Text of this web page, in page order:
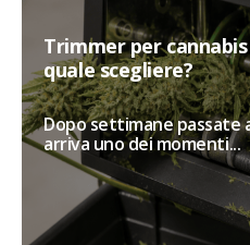
Trimmer per
quale scegliere?
Dopo settimane passate
arriva uno dei momenti...